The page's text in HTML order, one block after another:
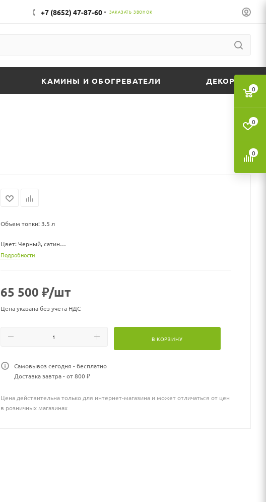
+7 (8652) 47-87-60 ЗАКАЗАТЬ ЗВОНОК
КАМИНЫ И ОБОГРЕВАТЕЛИ ДЕКОР
Объем топки: 3.5 л
Цвет: Черный, сатин
Материал: Сталь в порошковой окраске, закаленное стекло
Подробности
65 500 ₽/шт
Цена указана без учета НДС
В КОРЗИНУ
Самовывоз сегодня - бесплатно
Доставка завтра - от 800 ₽
Цена действительна только для интернет-магазина и может отличаться от цен
в розничных магазинах
0
0
0